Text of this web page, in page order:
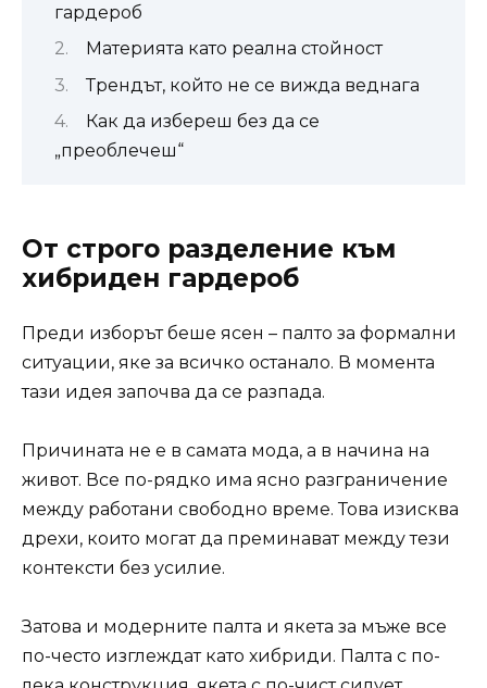
гардероб
Материята като реална стойност
Трендът, който не се вижда веднага
Как да избереш без да се
„преоблечеш“
От строго разделение към
хибриден гардероб
Преди изборът беше ясен – палто за формални
ситуации, яке за всичко останало. В момента
тази идея започва да се разпада.
Причината не е в самата мода, а в начина на
живот. Все по-рядко има ясно разграничение
между работани свободно време. Това изисква
дрехи, които могат да преминават между тези
контексти без усилие.
Затова и модерните палта и якета за мъже все
по-често изглеждат като хибриди. Палта с по-